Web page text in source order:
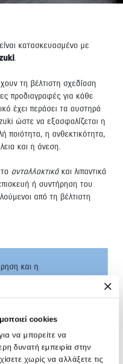
cookies
να μπορείτε να
δυνατή εμπειρία στην
χωρίς να αλλάξετε τις
κατασκευασμένο με
.
τη βέλτιστη σχεδίαση
προδιαγραφές για κάθε
έχει περάσει τα αυστηρά
ώστε να εξασφαλίζεται η
ποιότητα, η ανθεκτικότητα,
και η άνεση.
ανταλλακτικάκαι λιπαντικά
ή συντήρηση του
από τη βέλτιστη
και η
και άνετη
το Suzuki σας, για